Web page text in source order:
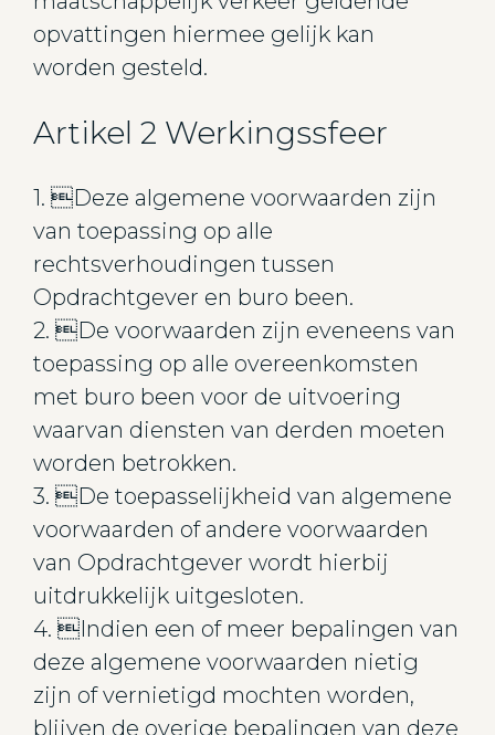
opvattingen hiermee gelijk kan
worden gesteld.
Artikel 2 Werkingssfeer
1. Deze algemene voorwaarden zijn
van toepassing op alle
rechtsverhoudingen tussen
Opdrachtgever en buro been.
2. De voorwaarden zijn eveneens van
toepassing op alle overeenkomsten
met buro been voor de uitvoering
waarvan diensten van derden moeten
worden betrokken.
3. De toepasselijkheid van algemene
voorwaarden of andere voorwaarden
van Opdrachtgever wordt hierbij
uitdrukkelijk uitgesloten.
4. Indien een of meer bepalingen van
deze algemene voorwaarden nietig
zijn of vernietigd mochten worden,
blijven de overige bepalingen van deze